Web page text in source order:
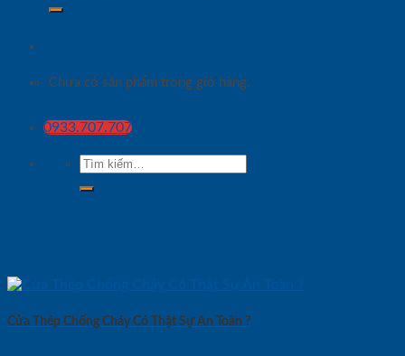
Chưa có sản phẩm trong giỏ hàng.
0933.707.707
Tìm
kiếm:
Cửa Thép Chống Cháy Có Thật Sự An Toàn ?